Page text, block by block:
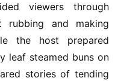
viewers through
rubbing and making
the host prepared
leaf steamed buns on
stories of tending